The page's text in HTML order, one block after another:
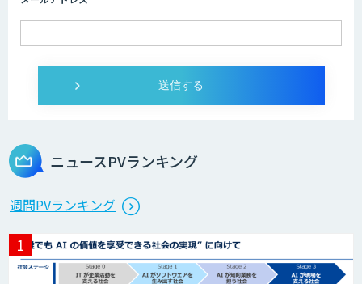
ニュースPVランキング
週間PVランキング